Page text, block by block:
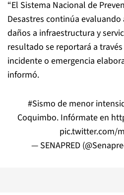
“El Sistema Nacional de
Desastres continúa
daños a infraestructura y
resultado se reportará a
incidente o emergencia
informó.
#Sismo de menor
Coquimbo. Infórmate en
pic.twitter.com/
— SENAPRED